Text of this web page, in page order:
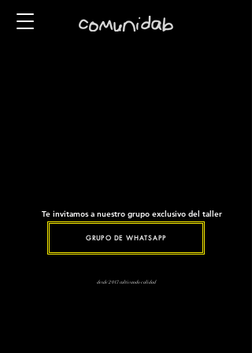
Te invitamos a nuestro grupo exclusivo del taller
GRUPO DE WHATSAPP
desde 2017 cultivando calidad